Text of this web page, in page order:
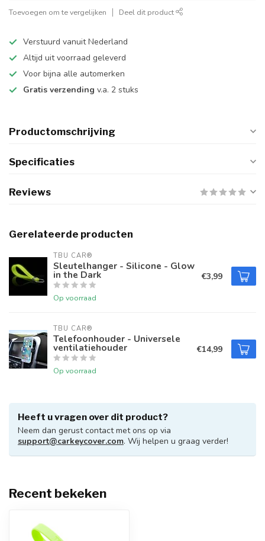
Toevoegen om te vergelijken Deel dit product
Verstuurd vanuit Nederland
Altijd uit voorraad geleverd
Voor bijna alle automerken
Gratis verzending v.a. 2 stuks
Productomschrijving
Specificaties
Reviews
Gerelateerde producten
TBU CAR®
Sleutelhanger - Silicone - Glow
in the Dark
Op voorraad
€3,99
TBU CAR®
Telefoonhouder - Universele
ventilatiehouder
Op voorraad
€14,99
Heeft u vragen over dit product?
Neem dan gerust contact met ons op via
support@carkeycover.com. Wij helpen u graag verder!
Recent bekeken